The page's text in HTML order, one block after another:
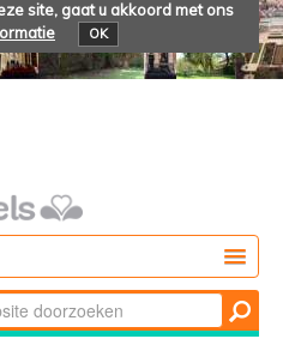
site, gaat u akkoord met ons
OK